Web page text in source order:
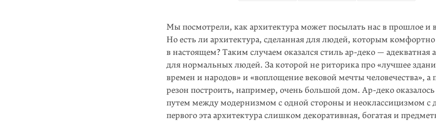
Мы посмотрели, как архитектура может посылать нас в прошлое и
Но есть ли архитектура, сделанная для людей, которым комфортно
в настоящем? Таким случаем оказался стиль ар-деко — адекватная
для нормальных людей. За которой не риторика про «лучшее
времен и народов» и «воплощение вековой мечты человечества», а
резон построить, например, очень большой дом. Ар-деко
путем между модернизмом с одной стороны и неоклассицизмом с
первого эта архитектура слишком декоративная, богатая и